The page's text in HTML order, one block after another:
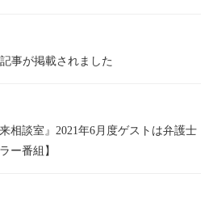
事が掲載されました
相談室』2021年6月度ゲストは弁護士
ー番組】